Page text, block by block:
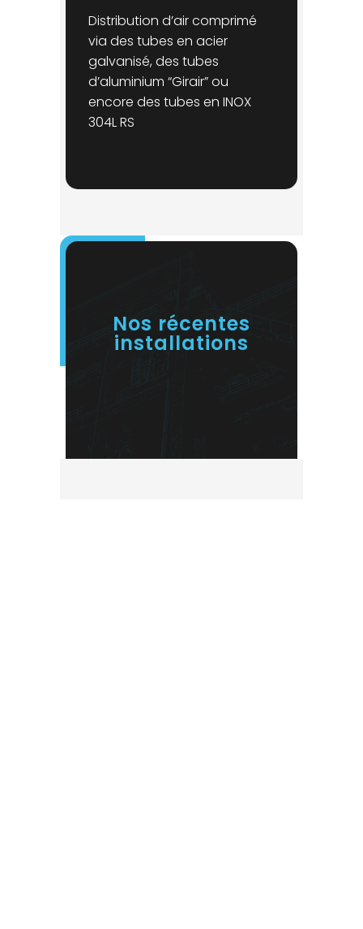
Distribution d’air comprimé
via des tubes en acier
galvanisé, des tubes
d’aluminium “Girair” ou
encore des tubes en INOX
304L RS
Nos récentes
installations